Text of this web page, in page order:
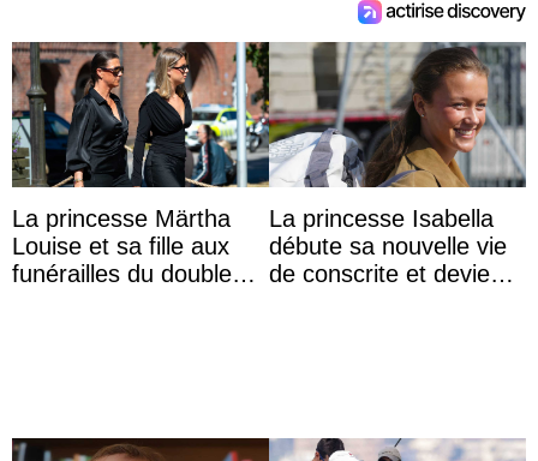
La princesse Märtha
Louise et sa fille aux
funérailles du double
La princesse Isabella
débute sa nouvelle vie
de conscrite et devient